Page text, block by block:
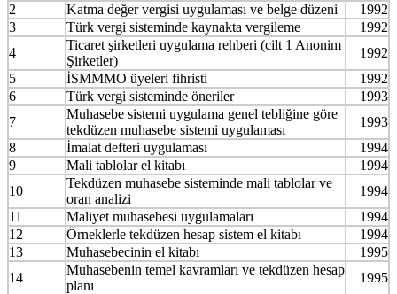
2
Katma değer vergisi uygulaması ve belge düzeni
1992
3
Türk vergi sisteminde kaynakta vergileme
1992
4
Ticaret şirketleri uygulama rehberi (cilt 1 Anonim
Şirketler)
1992
5
İSMMMO üyeleri fihristi
1992
6
Türk vergi sisteminde öneriler
1993
7
Muhasebe sistemi uygulama genel tebliğine göre
tekdüzen muhasebe sistemi uygulaması
1993
8
İmalat defteri uygulaması
1994
9
Mali tablolar el kitabı
1994
10
Tekdüzen muhasebe sisteminde mali tablolar ve
oran analizi
1994
11
Maliyet muhasebesi uygulamaları
1994
12
Örneklerle tekdüzen hesap sistem el kitabı
1994
13
Muhasebecinin el kitabı
1995
14
Muhasebenin temel kavramları ve tekdüzen hesap
planı
1995